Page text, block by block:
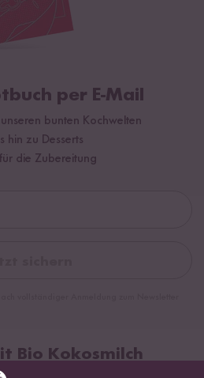
per E-Mail
bunten Kochwelten
hin zu Desserts
die Zubereitung
Bio Kokosmilch